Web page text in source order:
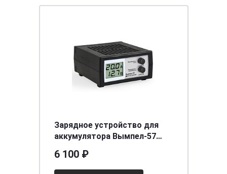
Зарядное устройство для
аккумулятора Вымпел-57
сегментный ЖК.дисплей)
6 100 ₽